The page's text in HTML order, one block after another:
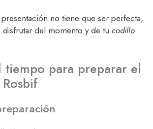
no tiene que ser perfecta,
disfrutar del momento y de tu codillo
tiempo para preparar el